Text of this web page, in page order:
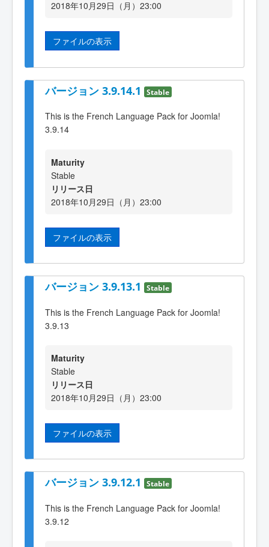
2018年10月29日（月）23:00
ファイルの表示
バージョン 3.9.14.1 Stable
This is the French Language Pack for Joomla!
3.9.14
Maturity
Stable
リリース日
2018年10月29日（月）23:00
ファイルの表示
バージョン 3.9.13.1 Stable
This is the French Language Pack for Joomla!
3.9.13
Maturity
Stable
リリース日
2018年10月29日（月）23:00
ファイルの表示
バージョン 3.9.12.1 Stable
This is the French Language Pack for Joomla!
3.9.12